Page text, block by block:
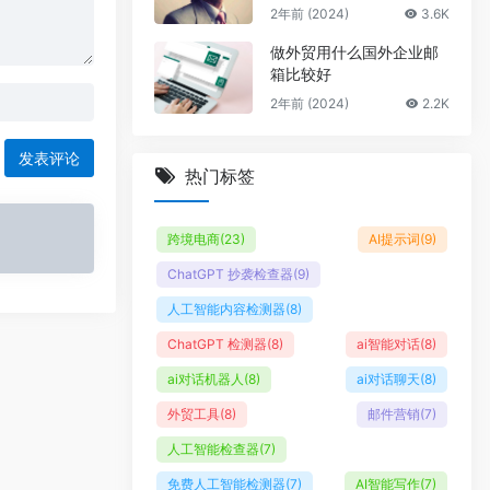
发表评论
2年前 (2024) 3.6K
做外贸用什么国外企业邮
箱比较好
2年前 (2024) 2.2K
热门标签
跨境电商(23) AI提示词(9)
ChatGPT 抄袭检查器(9)
人工智能内容检测器(8)
ChatGPT 检测器(8) ai智能对话(8)
ai对话机器人 (8) ai对话聊天(8)
外贸工具(8) 邮件营销(7)
人工智能检查器(7)
免费人工智能检测器(7) AI智能写作(7)